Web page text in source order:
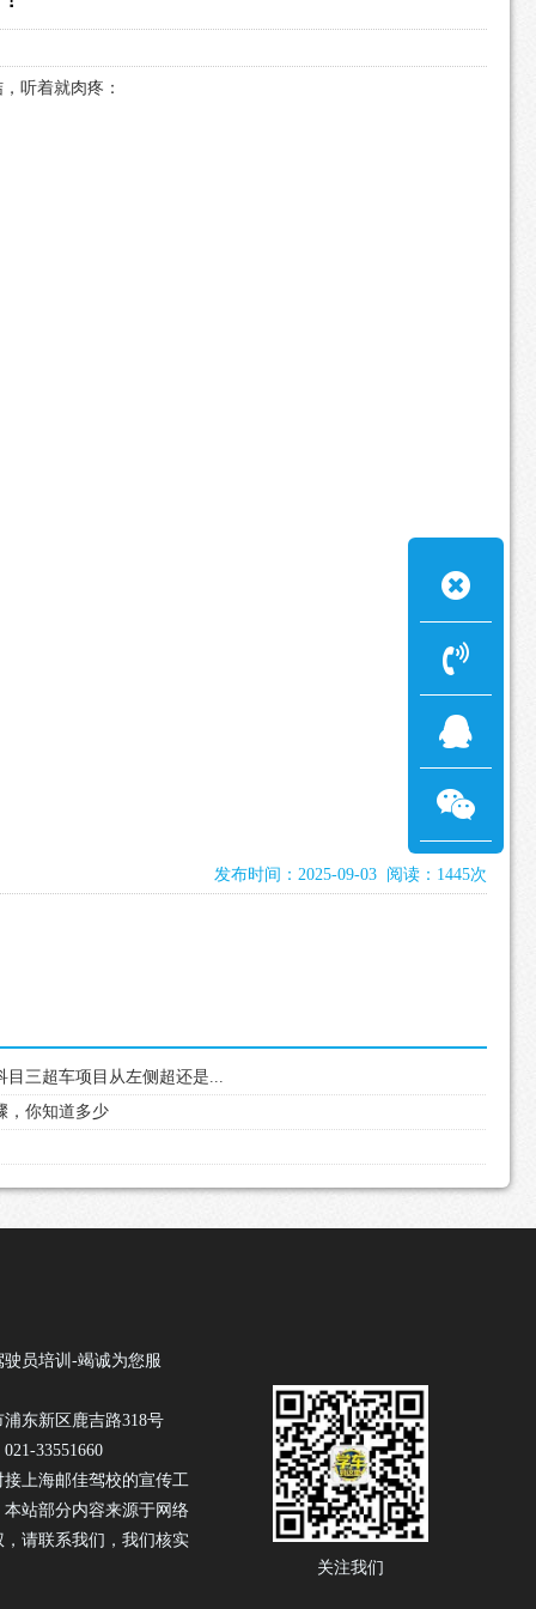
听着就肉疼：
发布时间：2025-09-03 阅读：1445次
三超车项目从左侧超还是...
，你知道多少
关注我们
员培训-竭诚为您服
东新区鹿吉路318号
33551660
上海邮佳驾校的宣传工
站部分内容来源于网络
请联系我们，我们核实